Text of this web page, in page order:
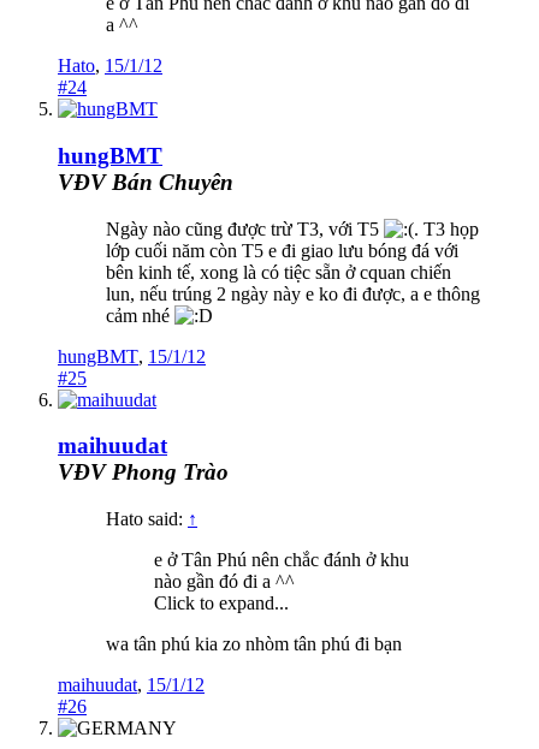
a ^^
Hato, 15/1/12
#24
hungBMT
VĐV Bán Chuyên
Ngày nào cũng được trừ T3, với T5
. T3 họp
lớp cuối năm còn T5 e đi giao lưu bóng đá với
bên kinh tế, xong là có tiệc sẵn ở cquan chiến
lun, nếu trúng 2 ngày này e ko đi được, a e thông
cảm nhé
hungBMT, 15/1/12
#25
maihuudat
VĐV Phong Trào
Hato said: ↑
e ở Tân Phú nên chắc đánh ở khu
nào gần đó đi a ^^
Click to expand...
wa tân phú kia zo nhòm tân phú đi bạn
maihuudat, 15/1/12
#26